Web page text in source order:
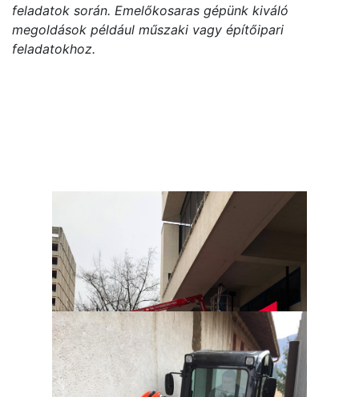
feladatok során. Emelőkosaras gépünk kiváló
megoldások például műszaki vagy építőipari
feladatokhoz.